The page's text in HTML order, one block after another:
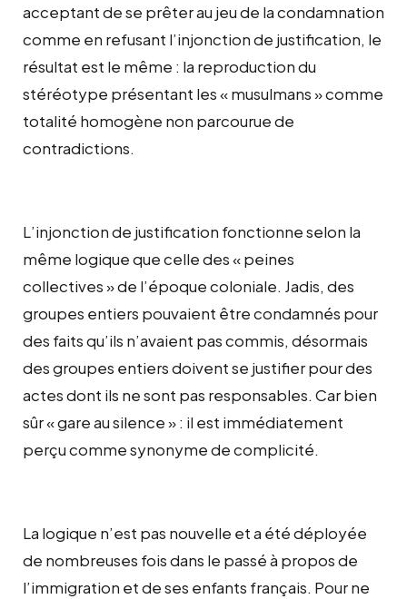
acceptant de se prêter au jeu de la condamnation
comme en refusant l’injonction de justification, le
résultat est le même : la reproduction du
stéréotype présentant les « musulmans » comme
totalité homogène non parcourue de
contradictions.
L’injonction de justification fonctionne selon la
même logique que celle des « peines
collectives » de l’époque coloniale. Jadis, des
groupes entiers pouvaient être condamnés pour
des faits qu’ils n’avaient pas commis, désormais
des groupes entiers doivent se justifier pour des
actes dont ils ne sont pas responsables. Car bien
sûr « gare au silence » : il est immédiatement
perçu comme synonyme de complicité.
La logique n’est pas nouvelle et a été déployée
de nombreuses fois dans le passé à propos de
l’immigration et de ses enfants français. Pour ne